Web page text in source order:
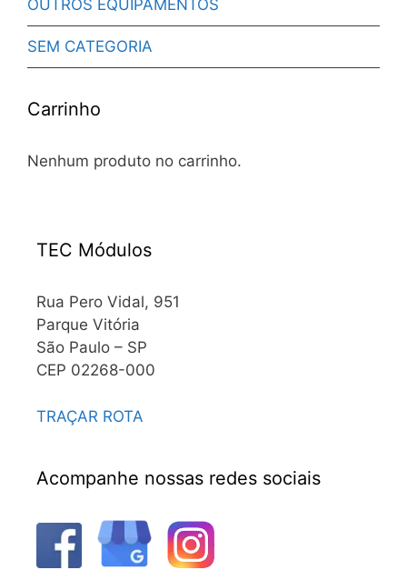
OUTROS EQUIPAMENTOS
SEM CATEGORIA
Carrinho
Nenhum produto no carrinho.
TEC Módulos
Rua Pero Vidal, 951
Parque Vitória
São Paulo – SP
CEP 02268-000
TRAÇAR ROTA
Acompanhe nossas redes sociais